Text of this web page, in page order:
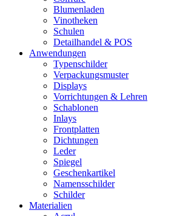
Blumenladen
Vinotheken
Schulen
Detailhandel & POS
Anwendungen
Typenschilder
Verpackungsmuster
Displays
Vorrichtungen & Lehren
Schablonen
Inlays
Frontplatten
Dichtungen
Leder
Spiegel
Geschenkartikel
Namensschilder
Schilder
Materialien